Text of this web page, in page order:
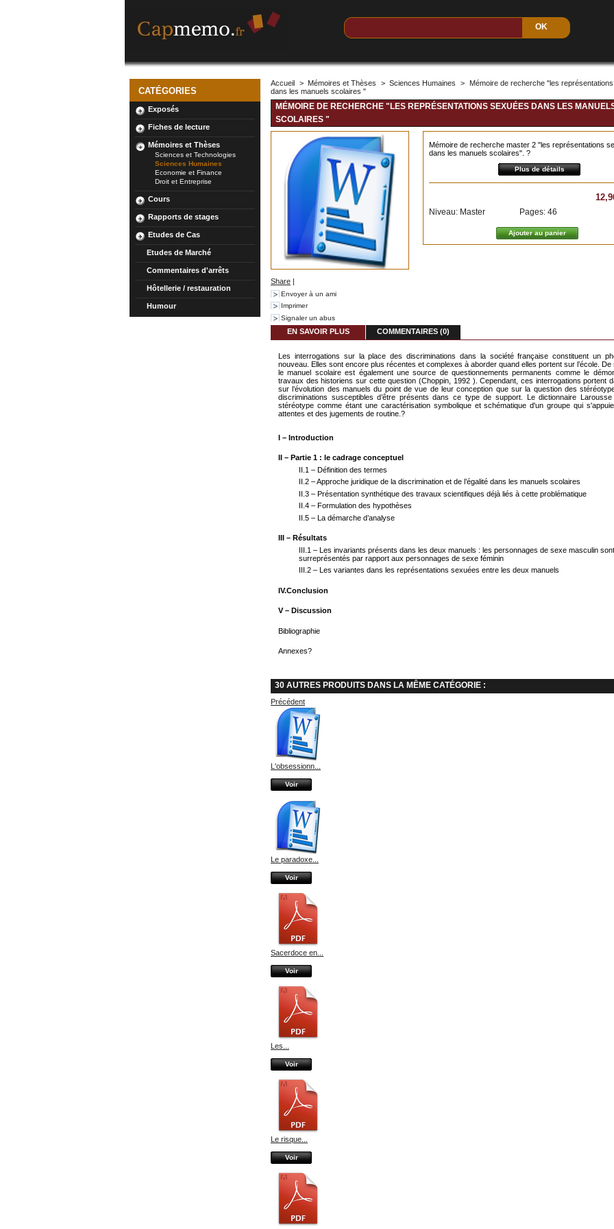
CATÉGORIES
Exposés
Fiches de lecture
Mémoires et Thèses
Sciences et Technologies
Sciences Humaines
Economie et Finance
Droit et Entreprise
Cours
Rapports de stages
Etudes de Cas
Etudes de Marché
Commentaires d'arrêts
Hôtellerie / restauration
Humour
Accueil > Mémoires et Thèses > Sciences Humaines >
Mémoire de recherche "les
dans les manuels scolaires "
MÉMOIRE DE RECHERCHE "LES REPRÉSENTATIONS SEXUÉES DANS LES
SCOLAIRES "
Share |
Envoyer à un ami
Imprimer
Signaler un abus
Mémoire de recherche master 2 "les représentations
dans les manuels scolaires". ?
Plus de détails
Niveau: Master
Pages: 46
EN SAVOIR PLUS COMMENTAIRES (0)
Les interrogations sur la place des discriminations dans la société française constituent un
nouveau. Elles sont encore plus récentes et complexes à aborder quand elles portent sur l’école. De
le manuel scolaire est également une source de questionnements permanents comme le
travaux des historiens sur cette question (Choppin, 1992 ). Cependant, ces interrogations portent
sur l’évolution des manuels du point de vue de leur conception que sur la question des
discriminations susceptibles d’être présents dans ce type de support. Le dictionnaire
stéréotype comme étant une caractérisation symbolique et schématique d'un groupe qui
attentes et des jugements de routine.?
I – Introduction
II – Partie 1 : le cadrage conceptuel
II.1 – Définition des termes
II.2 – Approche juridique de la discrimination et de l’égalité dans les manuels scolaires
II.3 – Présentation synthétique des travaux scientifiques déjà liés à cette problématique
II.4 – Formulation des hypothèses
II.5 – La démarche d’analyse
III – Résultats
III.1 – Les invariants présents dans les deux manuels : les personnages de sexe masculin sont
surreprésentés par rapport aux personnages de sexe féminin
III.2 – Les variantes dans les représentations sexuées entre les deux manuels
IV.Conclusion
V – Discussion
Bibliographie
Annexes?
30 AUTRES PRODUITS DANS LA MÊME CATÉGORIE :
Précédent
L'obsessionn...
Voir
Le paradoxe...
Voir
Sacerdoce en...
Voir
Les...
Voir
Le risque...
Voir